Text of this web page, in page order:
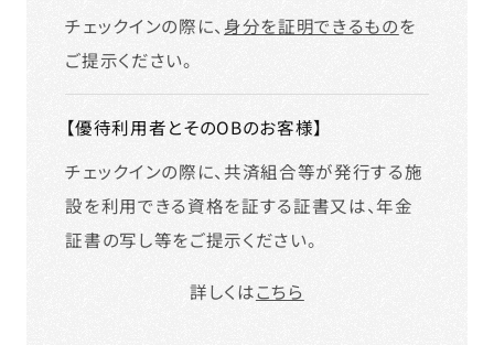
チェックインの際に、 身分を証明できるものを
ご提示ください。
【優待利用者とそのOBのお客様】
チェックインの際に、共済組合等が発行する施
設を利用できる資格を証する証書又は、年金
証書の写し等をご提示ください。
詳しくはこちら